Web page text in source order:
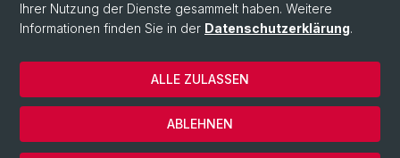
© Universität Basel
Philosophisch-Historische Fakultät
Home
Datenschutzerklärung
Ihrer Nutzung der Dienste gesammelt haben. Weitere
Informationen finden Sie in der Datenschutzerklärung.
ABLEHNEN
ALLE ZULASSEN